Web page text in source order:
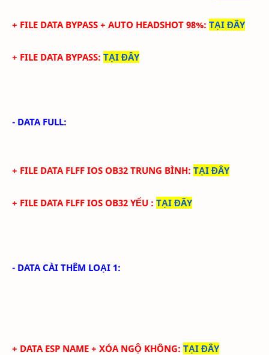
+ FILE DATA BYPASS + AUTO HEADSHOT 98%: TẠI ĐÂY
+ FILE DATA BYPASS: TẠI ĐÂY
- DATA FULL:
+ FILE DATA FLFF IOS OB32 TRUNG BÌNH: TẠI ĐÂY
+ FILE DATA FLFF IOS OB32 YẾU : TẠI ĐÂY
- DATA CÀI THÊM LOẠI 1:
+ DATA ESP NAME + XÓA NGỘ KHÔNG: TẠI ĐÂY